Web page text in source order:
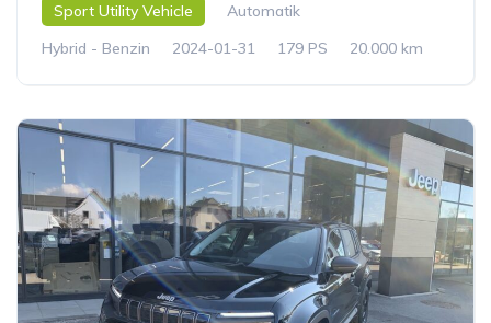
Sport Utility Vehicle
Automatik
Hybrid - Benzin
2024-01-31 179 PS 20.000 km